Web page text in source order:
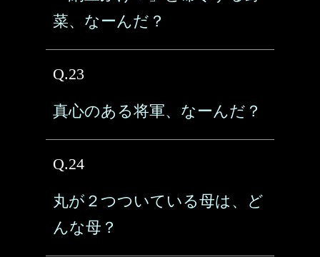
菜、なーんだ？
Q.23
真心のある将軍、なーんだ？
Q.24
丸が２つついている母は、ど
んな母？